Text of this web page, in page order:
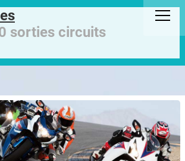
sorties circuits